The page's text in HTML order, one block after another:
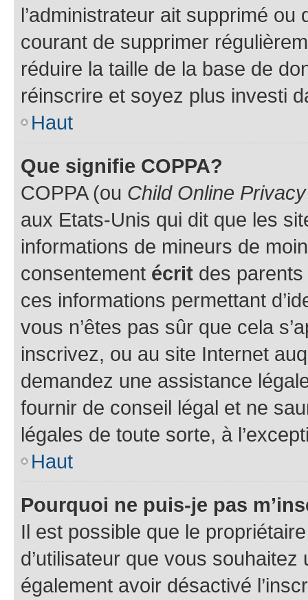
l’administrateur ait supprimé
courant de supprimer
réduire la taille de la base de
réinscrire et soyez plus investi
Haut
Que signifie COPPA?
COPPA (ou Child Online
aux Etats-Unis qui dit que les
informations de mineurs de
consentement écrit des parents
ces informations permettant
vous n’êtes pas sûr que cela
inscrivez, ou au site Internet
demandez une assistance
fournir de conseil légal et ne
légales de toute sorte, à
Haut
Pourquoi ne puis-je pas
Il est possible que le
d’utilisateur que vous
également avoir désactivé